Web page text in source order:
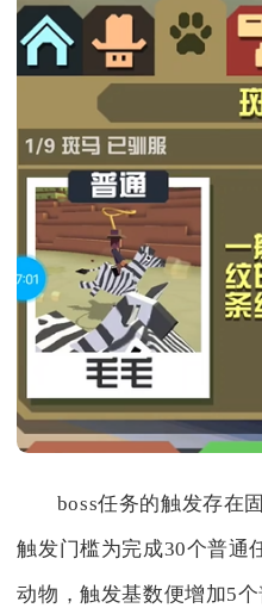
boss任务的触发存在
触发门槛为完成30个普通
动物，触发基数便增加5